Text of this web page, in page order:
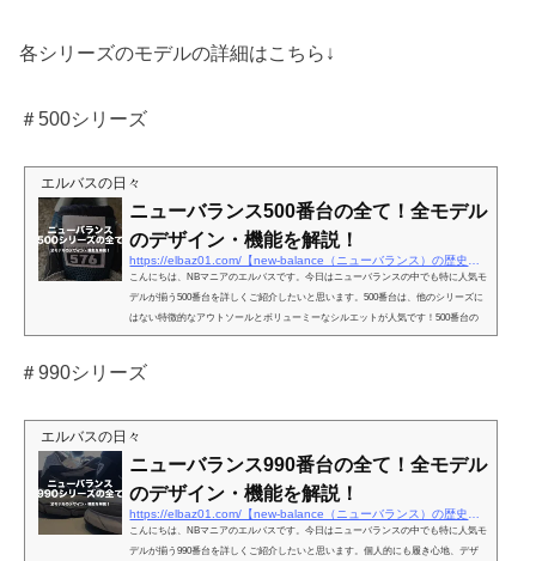
各シリーズのモデルの詳細はこちら↓
＃500シリーズ
エルバスの日々
ニューバランス500番台の全て！全モデル
のデザイン・機能を解説！
こんにちは、NBマニアのエルバスです。今日はニューバランスの中でも特に人気モ
デルが揃う500番台を詳しくご紹介したいと思います。500番台は、他のシリーズに
はない特徴的なアウトソールとボリューミーなシルエットが人気です！500番台の
他に何があるの？ニューバランスのハイエンドシリーズを大きく分けると、500・9
つ一つのモデルにエピソードがあり、個性があります。それぞれの特徴を知る事
＃990シリーズ
エルバスの日々
ニューバランス990番台の全て！全モデル
のデザイン・機能を解説！
https://elbaz01.com/【new-balance（ニューバランス）の歴史】＃990シリーズ全
こんにちは、NBマニアのエルバスです。今日はニューバランスの中でも特に人気モ
デルが揃う990番台を詳しくご紹介したいと思います。個人的にも履き心地、デザ